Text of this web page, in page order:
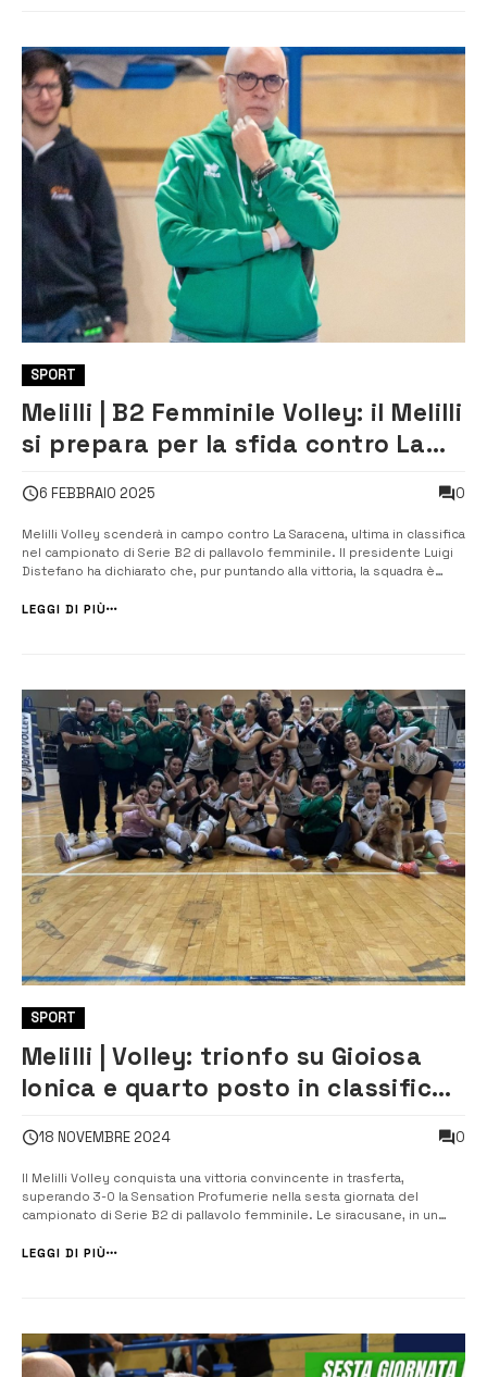
SPORT
Melilli | B2 Femminile Volley: il Melilli
si prepara per la sfida contro La
6 FEBBRAIO 2025 0
Melilli Volley scenderà in campo contro La Saracena, ultima in classifica
nel campionato di Serie B2 di pallavolo femminile. Il presidente Luigi
Distefano ha dichiarato che, pur puntando alla vittoria, la squadra è
passeggiata”, ha sottolineato, avvertendo della pericolosità della fo...
LEGGI DI PIÙ
SPORT
Melilli | Volley: trionfo su Gioiosa
Ionica e quarto posto in classifica
18 NOVEMBRE 2024 0
Il Melilli Volley conquista una vittoria convincente in trasferta,
superando 3-0 la Sensation Profumerie nella sesta giornata del
campionato di Serie B2 di pallavolo femminile. Le siracusane, in un
ottenendo il quarto successo su cinque gare disputate e
LEGGI DI PIÙ